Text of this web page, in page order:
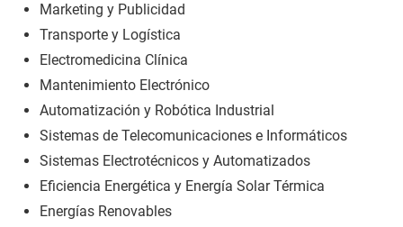
Marketing y Publicidad
Transporte y Logística
Electromedicina Clínica
Mantenimiento Electrónico
Automatización y Robótica Industrial
Sistemas de Telecomunicaciones e Informáticos
Sistemas Electrotécnicos y Automatizados
Eficiencia Energética y Energía Solar Térmica
Energías Renovables